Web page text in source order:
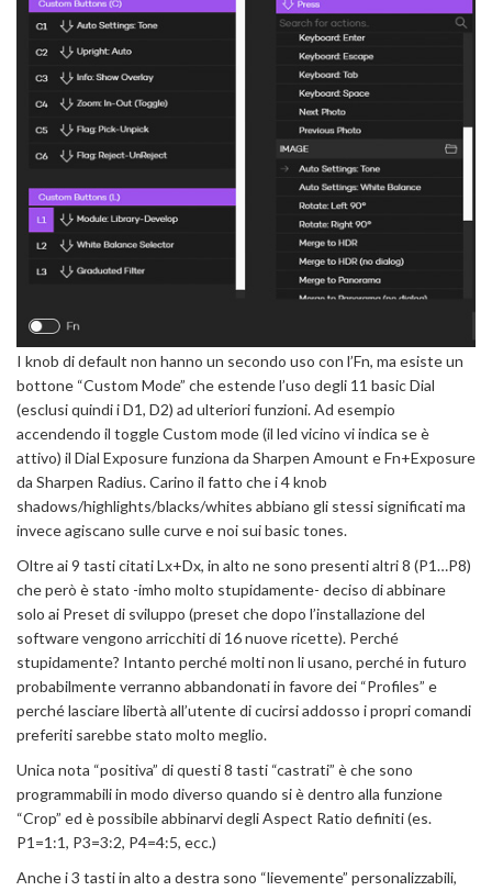
I knob di default non hanno un secondo uso con l’Fn, ma esiste un
bottone “Custom Mode” che estende l’uso degli 11 basic Dial
(esclusi quindi i D1, D2) ad ulteriori funzioni. Ad esempio
accendendo il toggle Custom mode (il led vicino vi indica se è
attivo) il Dial Exposure funziona da Sharpen Amount e Fn+Exposure
da Sharpen Radius. Carino il fatto che i 4 knob
shadows/highlights/blacks/whites abbiano gli stessi significati ma
invece agiscano sulle curve e noi sui basic tones.
Oltre ai 9 tasti citati Lx+Dx, in alto ne sono presenti altri 8 (P1…P8)
che però è stato -imho molto stupidamente- deciso di abbinare
solo ai Preset di sviluppo (preset che dopo l’installazione del
software vengono arricchiti di 16 nuove ricette). Perché
stupidamente? Intanto perché molti non li usano, perché in futuro
probabilmente verranno abbandonati in favore dei “Profiles” e
perché lasciare libertà all’utente di cucirsi addosso i propri comandi
preferiti sarebbe stato molto meglio.
Unica nota “positiva” di questi 8 tasti “castrati” è che sono
programmabili in modo diverso quando si è dentro alla funzione
“Crop” ed è possibile abbinarvi degli Aspect Ratio definiti (es.
P1=1:1, P3=3:2, P4=4:5, ecc.)
Anche i 3 tasti in alto a destra sono “lievemente” personalizzabili,